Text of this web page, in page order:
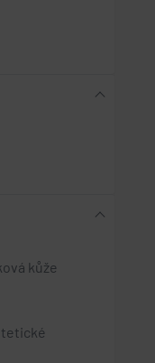
kůže